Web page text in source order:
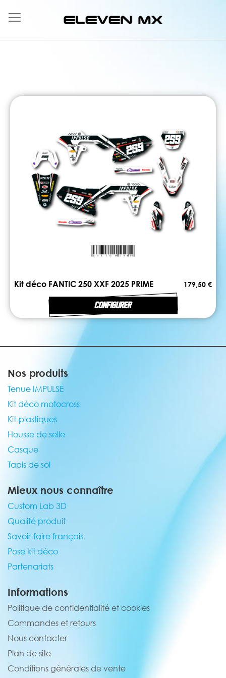
au
contenu
Kit déco FANTIC 250 XXF 2025 PRIME 179,50 €
CONFIGURER
Nos produits
Tenue IMPULSE
Kit déco motocross
Kit-plastiques
Housse de selle
Casque
Tapis de sol
Mieux nous connaître
Custom Lab 3D
Qualité produit
Savoir-faire français
Pose kit déco
Partenariats
Informations
Politique de confidentialité et cookies
Commandes et retours
Nous contacter
Plan de site
Conditions générales de vente